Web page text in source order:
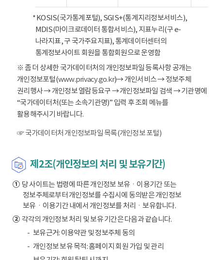
* KOSIS(국가통계포털), SGIS+(통계지리정보서비스),
MDIS(마이크로데이터 통합서비스), 지표누리(구 e-
나라지표, 구 국가주요지표), 통계데이터센터의
통계정보사이트 회원을 통합회원으로 운영함
※ 좀 더 상세한 국가데이터처의 개인정보파일 등록사항 공개는
개인정보포털(www.privacy.go.kr)→ 개인서비스 → 정보주체
권리행사 → 개인정보 열람등요구 → 개인정보파일 검색 → 기관명에
“국가데이터처(또는 소속기관명)” 입력 후 조회 메뉴를
활용해주시기 바랍니다.
☞ 국가데이터처 개인정보파일 목록(개인정보 포털)
제2조(개인정보의 처리 및 보유기간)
①당 사이트는 법령에 따른 개인정보 보유ㆍ이용기간 또는
정보주체로부터 개인정보를 수집시에 동의받은 개인정보
보유ㆍ이용기간 내에서 개인정보를 처리ㆍ보유합니다.
②각각의 개인정보 처리 및 보유 기간은 다음과 같습니다.
보유근거: 이용약관 및 정보주체 동의
개인정보 보유 목적: 홈페이지 회원 가입 및 관리